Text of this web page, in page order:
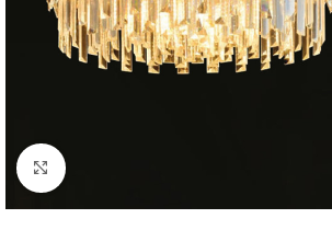
Click to enlarge